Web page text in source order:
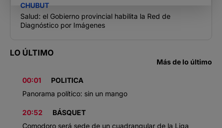
CHUBUT
Salud: el Gobierno provincial habilita la Red de
Diagnóstico por Imágenes
LO ÚLTIMO
Más de lo último
00:01
POLITICA
Panorama político: sin un mango
20:52
BÁSQUET
Comodoro será sede de un cuadrangular de la Liga